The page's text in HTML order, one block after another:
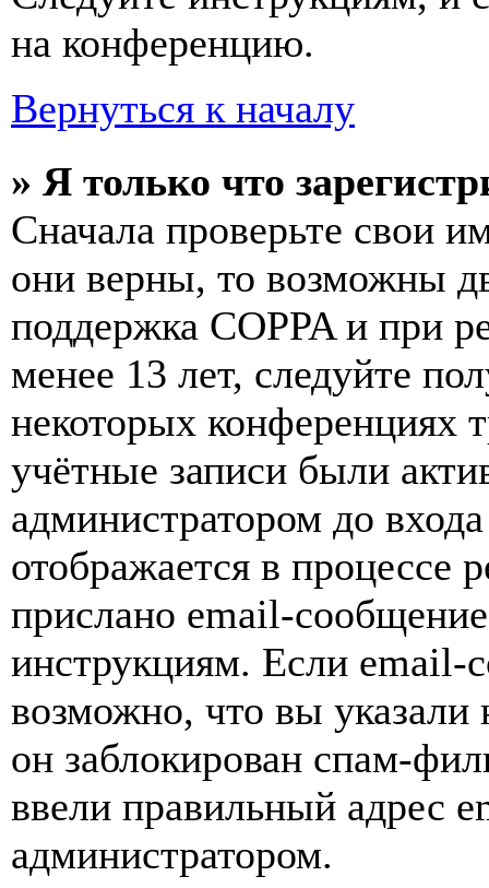
на конференцию.
Вернуться к началу
» Я только что
Сначала проверьте свои
они верны, то возможны
поддержка COPPA и при
менее 13 лет, следуйте
некоторых конференциях
учётные записи были
администратором до
отображается в процессе
прислано email-
инструкциям. Если email-
возможно, что вы
он заблокирован спам-
ввели правильный адрес
администратором.